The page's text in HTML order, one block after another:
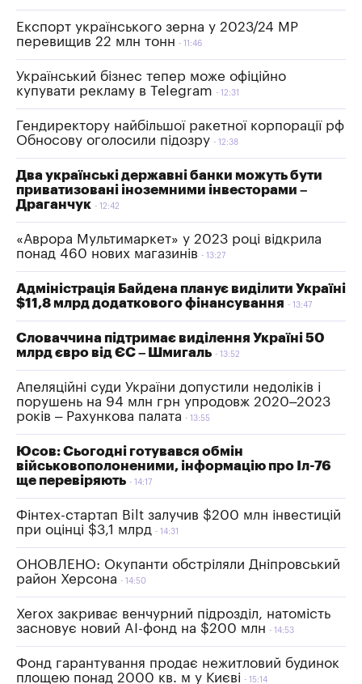
Експорт українського зерна у 2023/24 МР
перевищив 22 млн тонн
11:46
Український бізнес тепер може офіційно
купувати рекламу в Telegram
12:31
Гендиректору найбільшої ракетної корпорації рф
Обносову оголосили підозру
12:38
Два українські державні банки можуть бути
приватизовані іноземними інвесторами –
Драганчук
12:42
«Аврора Мультимаркет» у 2023 році відкрила
понад 460 нових магазинів
13:27
Адміністрація Байдена планує виділити Україні
$11,8 млрд додаткового фінансування
13:47
Словаччина підтримає виділення Україні 50
млрд євро від ЄС – Шмигаль
13:52
Апеляційні суди України допустили недоліків і
порушень на 94 млн грн упродовж 2020–2023
років – Рахункова палата
13:55
Юсов: Сьогодні готувався обмін
військовополоненими, інформацію про Іл-76
ще перевіряють
14:17
Фінтех-стартап Bilt залучив $200 млн інвестицій
при оцінці $3,1 млрд
14:31
ОНОВЛЕНО: Окупанти обстріляли Дніпровський
район Херсона
14:50
Xerox закриває венчурний підрозділ, натомість
засновує новий AI-фонд на $200 млн
14:53
Фонд гарантування продає нежитловий будинок
площею понад 2000 кв. м у Києві
15:14